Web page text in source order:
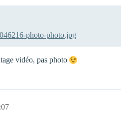
photo-photo.jpg
vidéo, pas photo